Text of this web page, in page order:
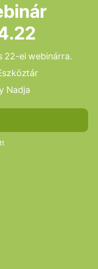
22-ei webinárra.
Nadja